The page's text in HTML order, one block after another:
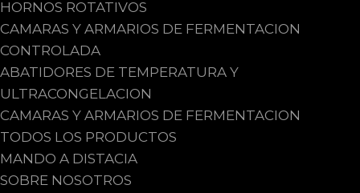
HORNOS ROTATIVOS
CAMARAS Y ARMARIOS DE FERMENTACION
CONTROLADA
ABATIDORES DE TEMPERATURA Y
ULTRACONGELACION
CAMARAS Y ARMARIOS DE FERMENTACION
TODOS LOS PRODUCTOS
MANDO A DISTACIA
SOBRE NOSOTROS